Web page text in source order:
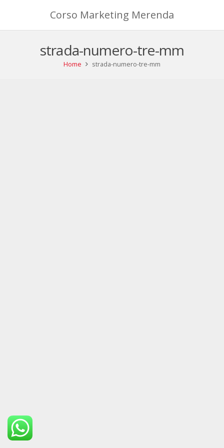
Corso Marketing Merenda
strada-numero-tre-mm
Home strada-numero-tre-mm